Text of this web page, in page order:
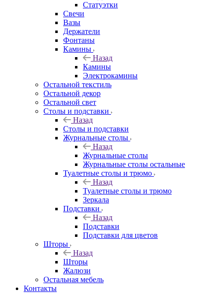
Статуэтки
Свечи
Вазы
Держатели
Фонтаны
Камины
Назад
Камины
Электрокамины
Остальной текстиль
Остальной декор
Остальной свет
Столы и подставки
Назад
Столы и подставки
Журнальные столы
Назад
Журнальные столы
Журнальные столы остальные
Туалетные столы и трюмо
Назад
Туалетные столы и трюмо
Зеркала
Подставки
Назад
Подставки
Подставки для цветов
Шторы
Назад
Шторы
Жалюзи
Остальная мебель
Контакты